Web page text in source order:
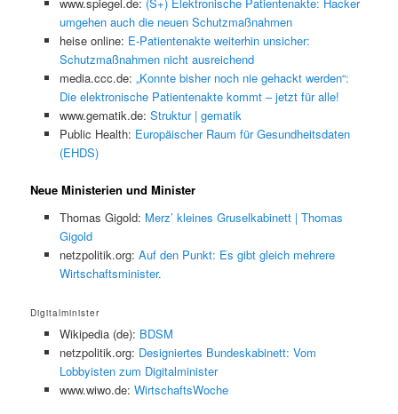
umgehen auch die neuen Schutzmaßnahmen
heise online: E-Patientenakte weiterhin unsicher:
Schutzmaßnahmen nicht ausreichend
media.ccc.de: „Konnte bisher noch nie gehackt werden“:
Die elektronische Patientenakte kommt – jetzt für alle!
www.gematik.de: Struktur | gematik
Public Health: Europäischer Raum für Gesundheitsdaten
(EHDS)
Neue Ministerien und Minister
Thomas Gigold: Merz’ kleines Gruselkabinett | Thomas
Gigold
netzpolitik.org: Auf den Punkt: Es gibt gleich mehrere
Wirtschaftsminister.
Digitalminister
Wikipedia (de): BDSM
netzpolitik.org: Designiertes Bundeskabinett: Vom
Lobbyisten zum Digitalminister
www.wiwo.de: WirtschaftsWoche